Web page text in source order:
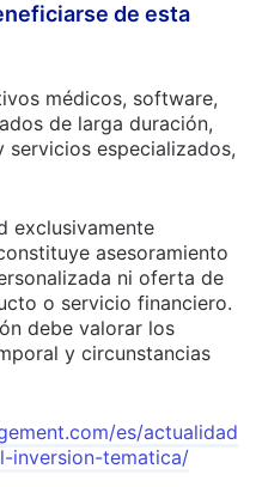
de esta
médicos, software,
de larga duración,
servicios especializados,
exclusivamente
asesoramiento
ni oferta de
o servicio financiero.
debe valorar los
y circunstancias
es/actualidad
inversion-tematica/